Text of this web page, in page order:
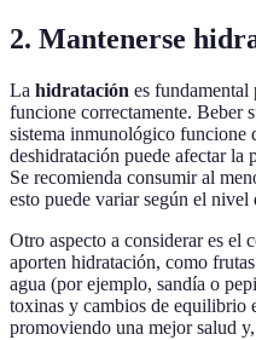
2. Mantenerse
La hidratación es fundamental
funcione correctamente. Beber
sistema inmunológico funcione
deshidratación puede afectar la
Se recomienda consumir al
esto puede variar según el
Otro aspecto a considerar es el
aporten hidratación, como
agua (por ejemplo, sandía o
toxinas y cambios de equilibrio
promoviendo una mejor salud